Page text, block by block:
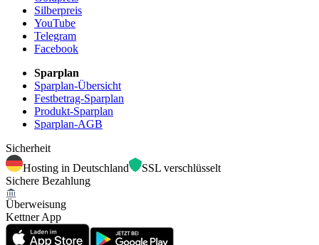
Silberpreis
YouTube
Telegram
Facebook
Sparplan
Sparplan-Übersicht
Festbetrag-Sparplan
Produkt-Sparplan
Sparplan-AGB
Sicherheit
Hosting in Deutschland
SSL verschlüsselt
Sichere Bezahlung
Überweisung
Kettner App